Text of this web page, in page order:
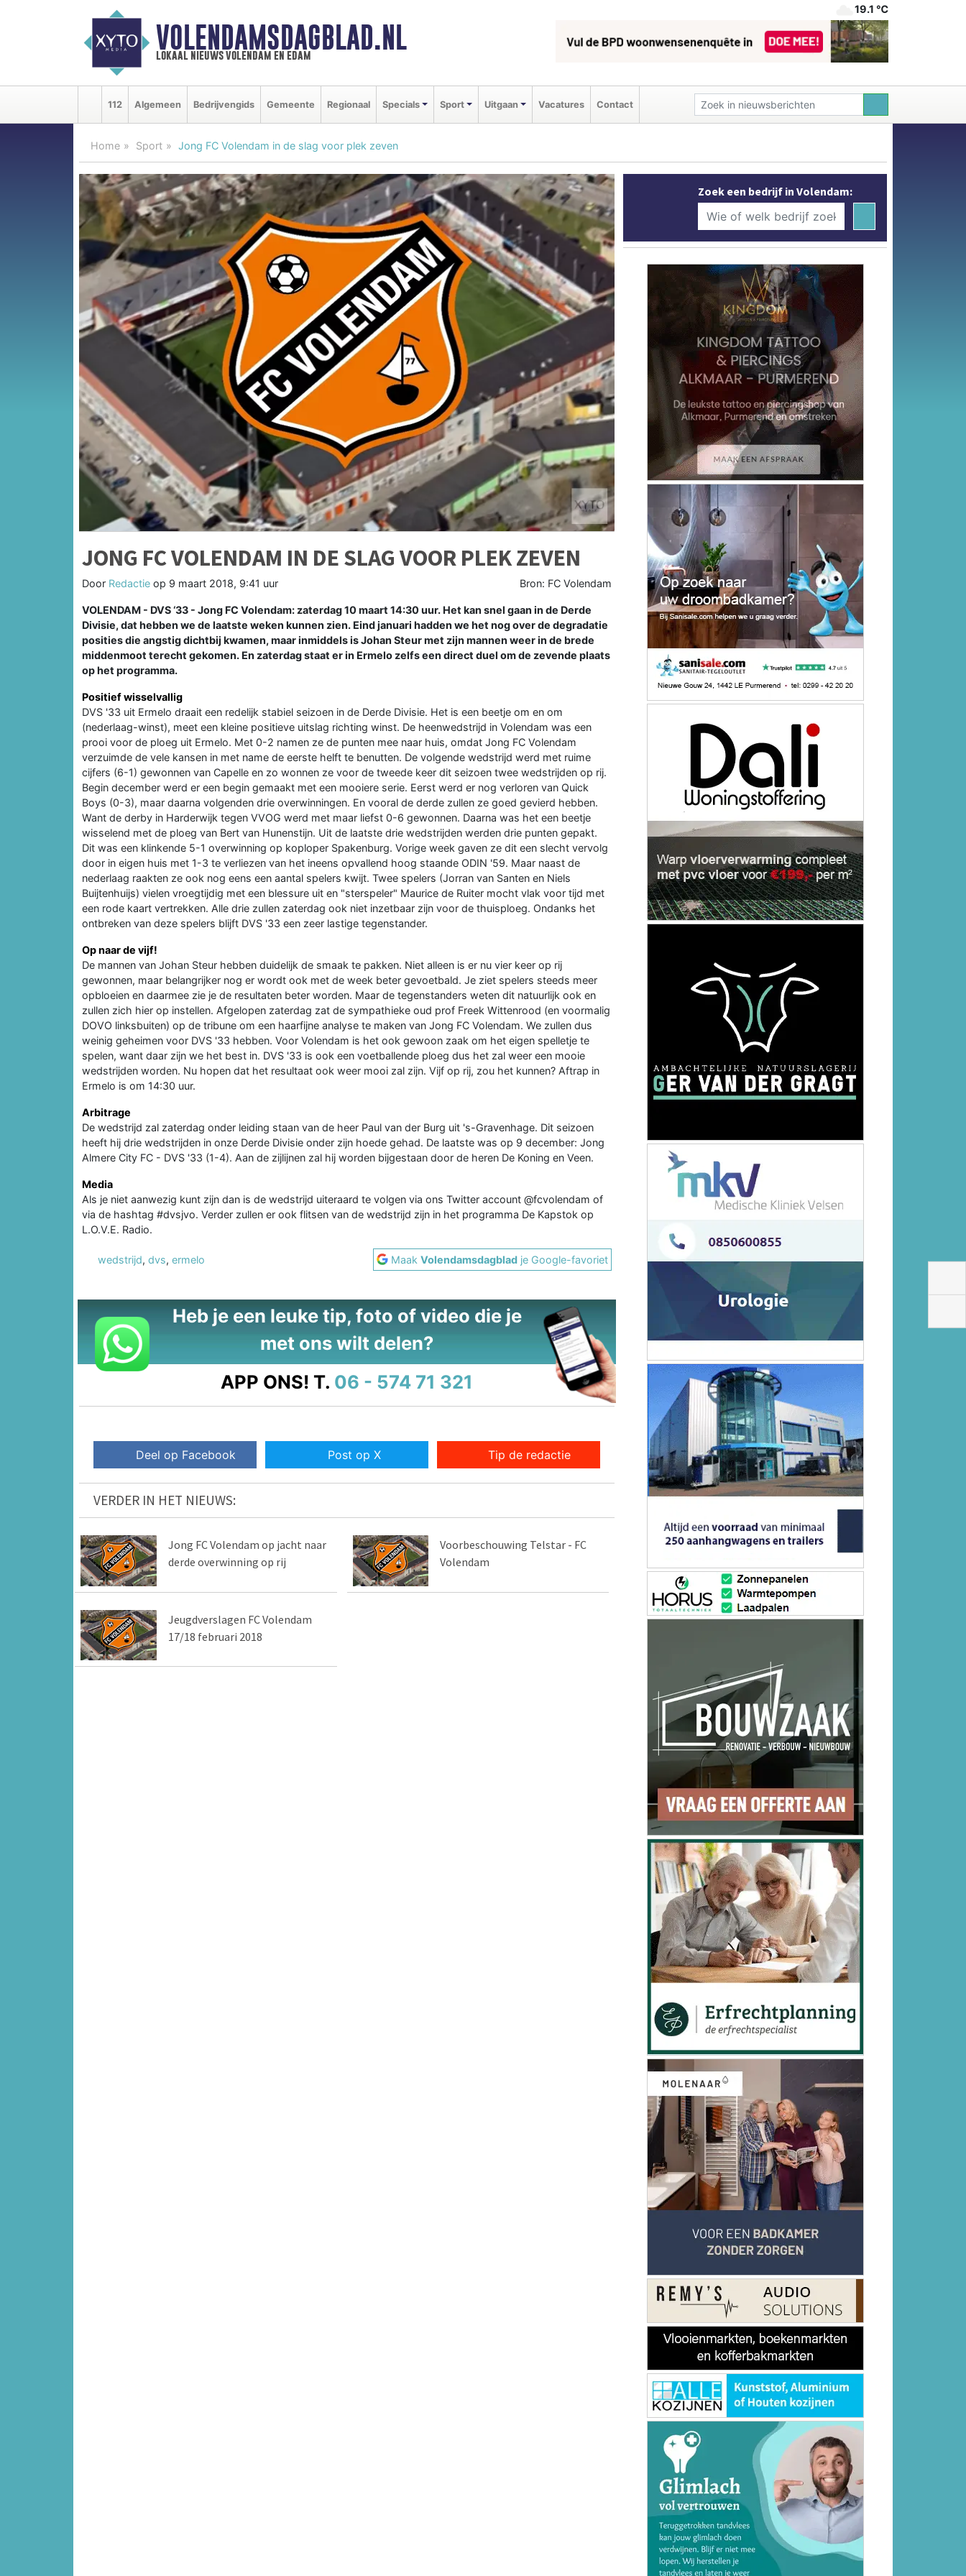
VOLENDAMSDAGBLAD.NL
lokaal nieuws volendam en edam
19.1 ℃
112 Algemeen Bedrijvengids Gemeente Regionaal Specials Sport Uitgaan Vacatures Contact
Home Sport Jong FC Volendam in de slag voor plek zeven
JONG FC VOLENDAM IN DE SLAG VOOR PLEK ZEVEN
Door Redactie op 9 maart 2018, 9:41 uur Bron: FC Volendam
VOLENDAM - DVS ‘33 - Jong FC Volendam: zaterdag 10 maart 14:30 uur. Het kan snel gaan in de Derde
Divisie, dat hebben we de laatste weken kunnen zien. Eind januari hadden we het nog over de degradatie
posities die angstig dichtbij kwamen, maar inmiddels is Johan Steur met zijn mannen weer in de brede
middenmoot terecht gekomen. En zaterdag staat er in Ermelo zelfs een direct duel om de zevende plaats
op het programma.
Positief wisselvallig
DVS '33 uit Ermelo draait een redelijk stabiel seizoen in de Derde Divisie. Het is een beetje om en om
(nederlaag-winst), meet een kleine positieve uitslag richting winst. De heenwedstrijd in Volendam was een
prooi voor de ploeg uit Ermelo. Met 0-2 namen ze de punten mee naar huis, omdat Jong FC Volendam
verzuimde de vele kansen in met name de eerste helft te benutten. De volgende wedstrijd werd met ruime
cijfers (6-1) gewonnen van Capelle en zo wonnen ze voor de tweede keer dit seizoen twee wedstrijden op rij.
Begin december werd er een begin gemaakt met een mooiere serie. Eerst werd er nog verloren van Quick
Boys (0-3), maar daarna volgenden drie overwinningen. En vooral de derde zullen ze goed gevierd hebben.
Want de derby in Harderwijk tegen VVOG werd met maar liefst 0-6 gewonnen. Daarna was het een beetje
wisselend met de ploeg van Bert van Hunenstijn. Uit de laatste drie wedstrijden werden drie punten gepakt.
Dit was een klinkende 5-1 overwinning op koploper Spakenburg. Vorige week gaven ze dit een slecht vervolg
door in eigen huis met 1-3 te verliezen van het ineens opvallend hoog staande ODIN '59. Maar naast de
nederlaag raakten ze ook nog eens een aantal spelers kwijt. Twee spelers (Jorran van Santen en Niels
Buijtenhuijs) vielen vroegtijdig met een blessure uit en "sterspeler" Maurice de Ruiter mocht vlak voor tijd met
een rode kaart vertrekken. Alle drie zullen zaterdag ook niet inzetbaar zijn voor de thuisploeg. Ondanks het
ontbreken van deze spelers blijft DVS '33 een zeer lastige tegenstander.
Op naar de vijf!
De mannen van Johan Steur hebben duidelijk de smaak te pakken. Niet alleen is er nu vier keer op rij
gewonnen, maar belangrijker nog er wordt ook met de week beter gevoetbald. Je ziet spelers steeds meer
opbloeien en daarmee zie je de resultaten beter worden. Maar de tegenstanders weten dit natuurlijk ook en
zullen zich hier op instellen. Afgelopen zaterdag zat de sympathieke oud prof Freek Wittenrood (en voormalig
DOVO linksbuiten) op de tribune om een haarfijne analyse te maken van Jong FC Volendam. We zullen dus
weinig geheimen voor DVS '33 hebben. Voor Volendam is het ook gewoon zaak om het eigen spelletje te
spelen, want daar zijn we het best in. DVS '33 is ook een voetballende ploeg dus het zal weer een mooie
wedstrijden worden. Nu hopen dat het resultaat ook weer mooi zal zijn. Vijf op rij, zou het kunnen? Aftrap in
Ermelo is om 14:30 uur.
Arbitrage
De wedstrijd zal zaterdag onder leiding staan van de heer Paul van der Burg uit 's-Gravenhage. Dit seizoen
heeft hij drie wedstrijden in onze Derde Divisie onder zijn hoede gehad. De laatste was op 9 december: Jong
Almere City FC - DVS '33 (1-4). Aan de zijlijnen zal hij worden bijgestaan door de heren De Koning en Veen.
Media
Als je niet aanwezig kunt zijn dan is de wedstrijd uiteraard te volgen via ons Twitter account @fcvolendam of
via de hashtag #dvsjvo. Verder zullen er ook flitsen van de wedstrijd zijn in het programma De Kapstok op
L.O.V.E. Radio.
wedstrijd, dvs, ermelo MaakVolendamsdagblad je Google-favoriet
Heb je een leuke tip, foto of video die je
met ons wilt delen?
APP ONS! T. 06 - 574 71 321
Deel op Facebook Post op X Tip de redactie
VERDER IN HET NIEUWS:
Jong FC Volendam op jacht naar
derde overwinning op rij
Voorbeschouwing Telstar - FC
Volendam
Jeugdverslagen FC Volendam
17/18 februari 2018
Zoek een bedrijf in Volendam: